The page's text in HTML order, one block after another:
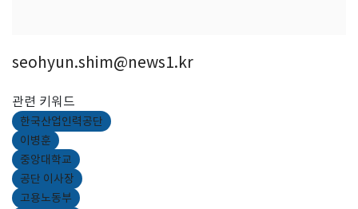
seohyun.shim@news1.kr
관련 키워드
한국산업인력공단
이병훈
중앙대학교
공단 이사장
고용노동부